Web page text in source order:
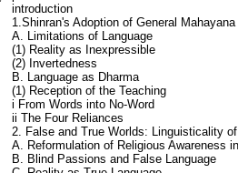
introduction
1.Shinran's Adoption of General
A. Limitations of Language
(1) Reality as Inexpressible
(2) Invertedness
B. Language as Dharma
(1) Reception of the Teaching
i From Words into No-Word
ii The Four Reliances
2. False and True Worlds: Linguisticality
A. Reformulation of Religious Awareness
B. Blind Passions and False Language